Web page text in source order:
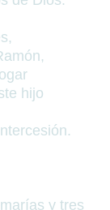
hijo
y tres